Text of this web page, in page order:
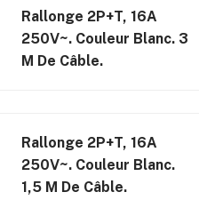
Rallonge 2P+T, 16A
250V~. Couleur Blanc. 3
M De Câble.
Rallonge 2P+T, 16A
250V~. Couleur Blanc.
1,5 M De Câble.